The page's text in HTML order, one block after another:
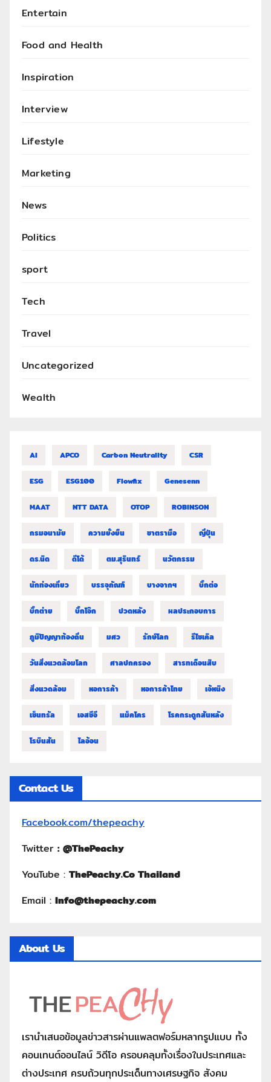
Entertain
Food and Health
Inspiration
Interview
Lifestyle
Marketing
News
Politics
sport
Tech
Travel
Uncategorized
Wealth
AI APCO Carbon Neutrality CSR
ESG ESG100 Flowfix Genesenn
MAAT NTT DATA OTOP ROBINSON
กรมอนามัย ความยั่งยืน ชาตรามือ ญี่ปุ่น
ดร.นิด ดีโด้ ตม.สุรินทร์ นวัตกรรม
นักท่องเที่ยว บรรจุภัณฑ์ บางจากฯ บิ๊กต่อ
บิ๊กต่าย บิ๊กโจ๊ก ปวดหลัง ผลประกอบการ
ภูมิปัญญาท้องถิ่น มศว รักษ์โลก รีไซเคิล
วันสิ่งแวดล้อมโลก ศาลปกครอง สารทเดือนสิบ
สิ่งแวดล้อม หอการค้า หอการค้าไทย เจ้หนิง
เซ็นทรัล เอสซีจี แม็คโคร โรคกระดูกสันหลัง
โรบินสัน ไลอ้อน
Contact Us
Facebook.com/thepeachy
Twitter : @ThePeachy
YouTube : ThePeachy.Co Thailand
Email : Info@thepeachy.com
About Us
เรานำเสนอข้อมูลข่าวสารผ่านแพลตฟอร์มหลากรูปแบบ ทั้ง
คอนเทนต์ออนไลน์ วิดีโอ ครอบคลุมทั้งเรื่องในประเทศและ
ต่างประเทศ ครบถ้วนทุกประเด็นทางเศรษฐกิจ สังคม